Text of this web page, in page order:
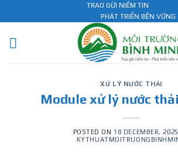
to
content
TRAO GỬI NIỀM TIN
PHÁT TRIỂN BỀN VỮNG
XỬ LÝ NƯỚC THẢI
Module xử lý nước
POSTED ON 18 DECEMBER, 2025